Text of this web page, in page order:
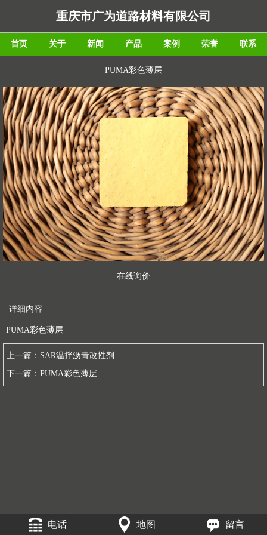
重庆市广为道路材料有限公司
首页 关于 新闻 产品 案例 荣誉 联系
PUMA彩色薄层
在线询价
详细内容
PUMA彩色薄层
上一篇： SAR温拌沥青改性剂
下一篇： PUMA彩色薄层
电话 地图 留言